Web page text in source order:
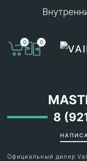
0 0
8
Официальный дилер